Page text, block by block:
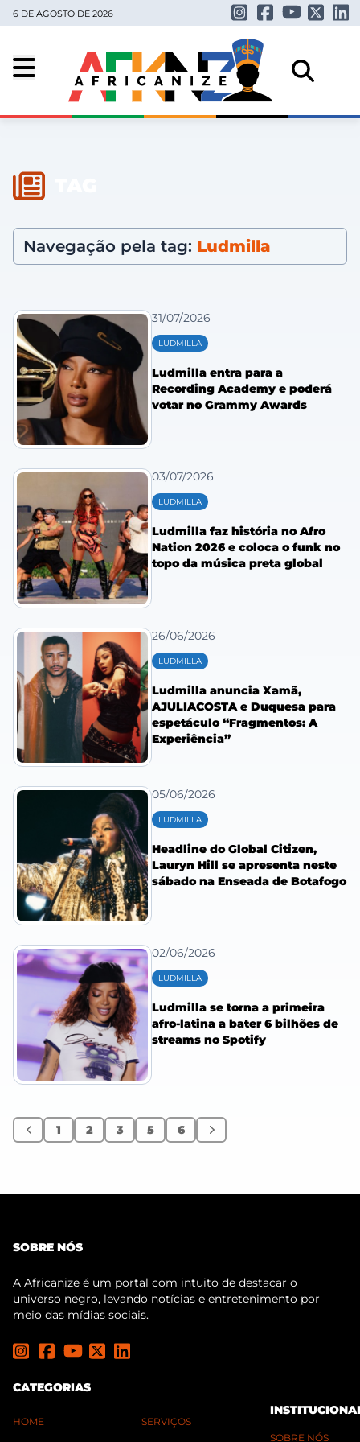
6 DE AGOSTO DE 2026
Navegação pela tag: Ludmilla
31/07/2026
LUDMILLA
Ludmilla entra para a
Recording Academy e poderá
votar no Grammy Awards
03/07/2026
LUDMILLA
Ludmilla faz história no Afro
Nation 2026 e coloca o funk no
topo da música preta global
26/06/2026
LUDMILLA
Ludmilla anuncia Xamã,
AJULIACOSTA e Duquesa para
espetáculo “Fragmentos: A
Experiência”
05/06/2026
LUDMILLA
Headline do Global Citizen,
Lauryn Hill se apresenta neste
sábado na Enseada de Botafogo
02/06/2026
LUDMILLA
Ludmilla se torna a primeira
afro-latina a bater 6 bilhões de
streams no Spotify
Anterior
1 2 3 5 6 Próximo
SOBRE NÓS
A Africanize é um portal com intuito de destacar o
universo negro, levando notícias e entretenimento por
meio das mídias sociais.
CATEGORIAS
HOME SERVIÇOS
SOBRE NÓS